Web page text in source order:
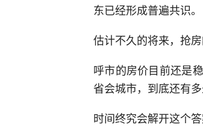
东已经形成普遍共识。
估计不久的将来，抢
呼市的房价目前还是
省会城市，到底还有
时间终究会解开这个答